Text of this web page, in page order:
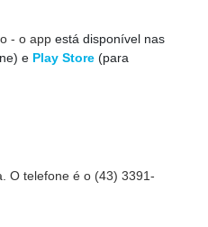
- o app está disponível nas
e Play Store (para
O telefone é o (43) 3391-